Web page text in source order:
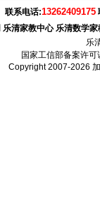
联系电话:13262409175
乐清家教中心 乐清数学家
乐
国家工信部备案许可
Copyright 2007-2026